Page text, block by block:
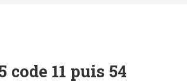
code 11 puis 54